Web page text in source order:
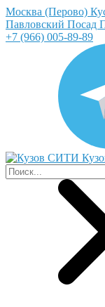
Москва (Перово)
Павловский Посад
+7 (966) 005-89-89